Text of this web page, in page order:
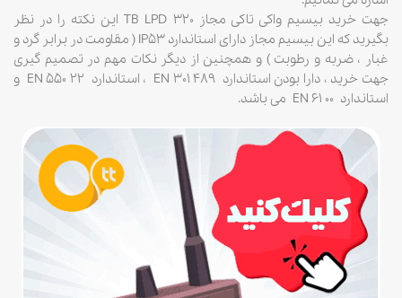
جهت خرید بیسیم واکی تاکی مجاز TB LPD 320 این نکته را در نظر
بگیرید که این بیسیم مجاز دارای استاندارد IP53 ( مقاومت در برابر گرد و
غبار ، ضربه و رطوبت ) و همچنین از دیگر نکات مهم در تصمیم گیری
جهت خرید ، دارا بودن استاندارد EN 301 489 ، استاندارد EN 550 22 و
استاندارد EN 61 00 می باشد.